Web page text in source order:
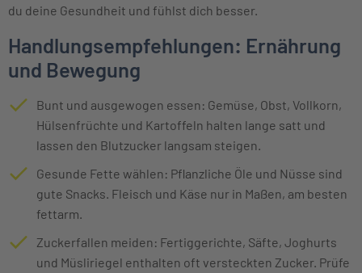
du deine Gesundheit und fühlst dich besser.
Handlungsempfehlungen: Ernährung
und Bewegung
Bunt und ausgewogen essen: Gemüse, Obst, Vollkorn,
Hülsenfrüchte und Kartoffeln halten lange satt und
lassen den Blutzucker langsam steigen.
Gesunde Fette wählen: Pflanzliche Öle und Nüsse sind
gute Snacks. Fleisch und Käse nur in Maßen, am besten
fettarm.
Zuckerfallen meiden: Fertiggerichte, Säfte, Joghurts
und Müsliriegel enthalten oft versteckten Zucker. Prüfe